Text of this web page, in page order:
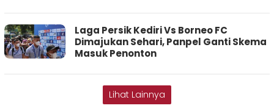
Laga Persik Kediri Vs Borneo FC
Dimajukan Sehari, Panpel Ganti Skema
Masuk Penonton
Lihat Lainnya